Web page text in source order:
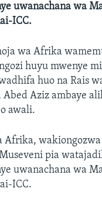
uwanachana wa
ICC.
wa Afrika
huyu mwenye
huo na Rais
Abed Aziz ambaye
awali.
Afrika,
pia
uwanachana wa
ICC.